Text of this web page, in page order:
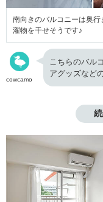
南向きのバルコニーは奥
濯物を干せそうです♪
cowcamo
こちらのバル
アグッズなど